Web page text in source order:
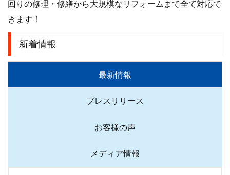
回りの修理・修繕から大規模なリフォームまで全て対応で
きます！
新着情報
最新情報
プレスリリース
お客様の声
メディア情報